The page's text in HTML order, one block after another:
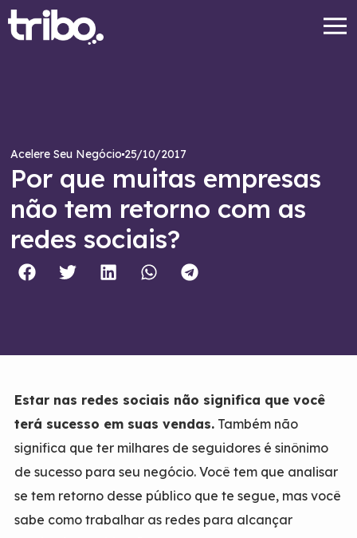
Acelere Seu Negócio25/10/2017
Por que muitas empresas
não tem retorno com as
redes sociais?
Estar nas redes sociais não significa que você
terá sucesso em suas vendas. Também não
significa que ter milhares de seguidores é sinônimo
de sucesso para seu negócio. Você tem que analisar
se tem retorno desse público que te segue, mas você
sabe como trabalhar as redes para alcançar